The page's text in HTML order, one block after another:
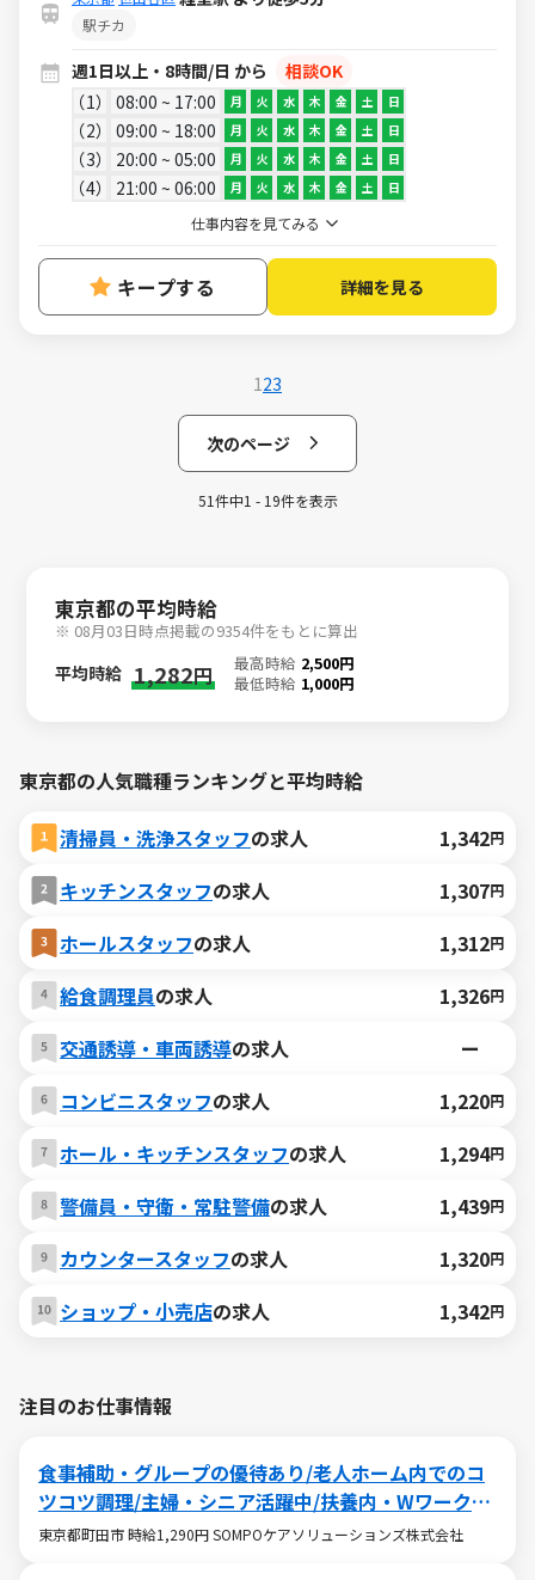
駅チカ
週1日以上・8時間/日 から
相談OK
1
08:00 ~ 17:00 月 火 水 木 金 土 日
2 09:00 ~ 18:00 月 火 水 木 金 土 日
3 20:00 ~ 05:00 月 火 水 木 金 土 日
4 21:00 ~ 06:00 月 火 水 木 金 土 日
仕事内容を見てみる
キープする 詳細を見る
123
次のページ
51件中1 - 19件を表示
東京都の平均時給
※ 08月03日時点掲載の9354件をもとに算出
平均時給 1,282円 最高時給 2,500円
最低時給 1,000円
東京都の人気職種ランキングと平均時給
清掃員・洗浄スタッフの求人 1,342円
キッチンスタッフの求人 1,307円
ホールスタッフの求人 1,312円
給食調理員の求人 1,326円
交通誘導・車両誘導の求人
ー
コンビニスタッフの求人 1,220円
ホール・キッチンスタッフの求人 1,294円
警備員・守衛・常駐警備の求人 1,439円
カウンタースタッフの求人 1,320円
ショップ・小売店の求人 1,342円
注目のお仕事情報
食事補助・グループの優待あり/老人ホーム内でのコ
ツコツ調理/主婦・シニア活躍中/扶養内・Wワークも
OK
東京都町田市 時給1,290円 SOMPOケアソリューションズ株式会社